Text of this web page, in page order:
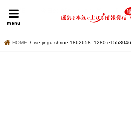
menu
HOME 明日
HOME ise-jingu-shrine-1862658_1280-